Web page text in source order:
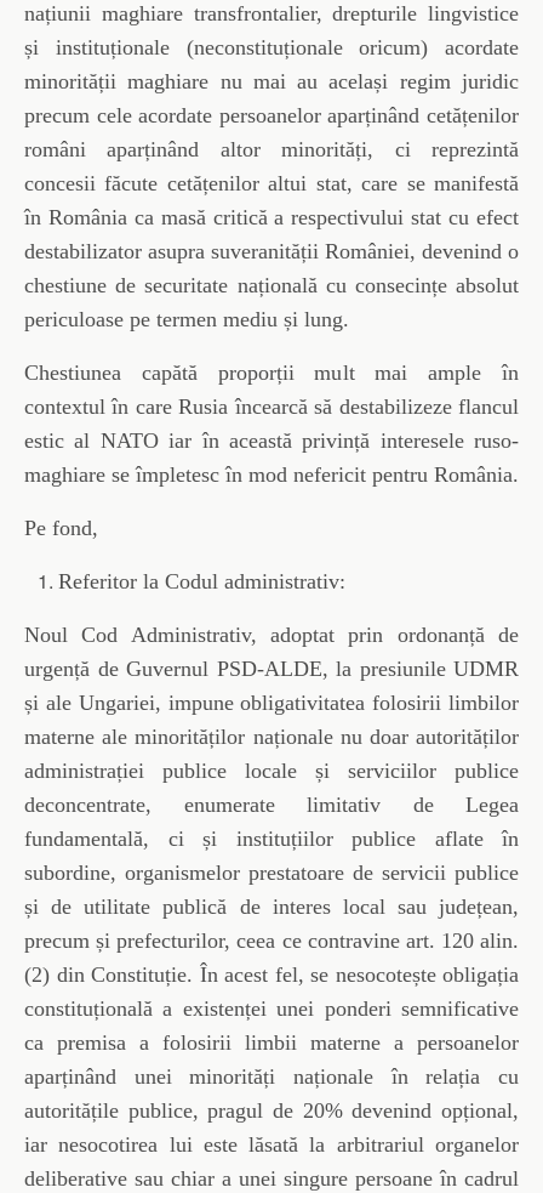
națiunii maghiare transfrontalier, drepturile lingvistice
și instituționale (neconstituționale oricum) acordate
minorității maghiare nu mai au același regim juridic
precum cele acordate persoanelor aparținând cetățenilor
români aparținând altor minorități, ci reprezintă
concesii făcute cetățenilor altui stat, care se manifestă
în România ca masă critică a respectivului stat cu efect
destabilizator asupra suveranității României, devenind o
chestiune de securitate națională cu consecințe absolut
periculoase pe termen mediu și lung.
Chestiunea capătă proporții mult mai ample în
contextul în care Rusia încearcă să destabilizeze flancul
estic al NATO iar în această privință interesele ruso-
maghiare se împletesc în mod nefericit pentru România.
Pe fond,
Referitor la Codul administrativ:
Noul Cod Administrativ, adoptat prin ordonanță de
urgență de Guvernul PSD-ALDE, la presiunile UDMR
și ale Ungariei, impune obligativitatea folosirii limbilor
materne ale minorităților naționale nu doar autorităților
administrației publice locale și serviciilor publice
deconcentrate, enumerate limitativ de Legea
fundamentală, ci și instituțiilor publice aflate în
subordine, organismelor prestatoare de servicii publice
și de utilitate publică de interes local sau județean,
precum și prefecturilor, ceea ce contravine art. 120 alin.
(2) din Constituție. În acest fel, se nesocotește obligația
constituțională a existenței unei ponderi semnificative
ca premisa a folosirii limbii materne a persoanelor
aparținând unei minorități naționale în relația cu
autoritățile publice, pragul de 20% devenind opțional,
iar nesocotirea lui este lăsată la arbitrariul organelor
deliberative sau chiar a unei singure persoane în cadrul